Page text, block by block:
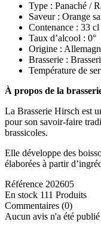
Type : Panaché /
Saveur : Orange
Contenance : 33 cl
Taux d’alcool : 0°
Origine :
Brasserie :
Température de
À propos de la
La Brasserie Hirsch est
pour son savoir-faire
brassicoles.
Elle développe des
élaborées à partir
Référence 202605
En stock 111 Produits
Commentaires (0)
Aucun avis n'a été